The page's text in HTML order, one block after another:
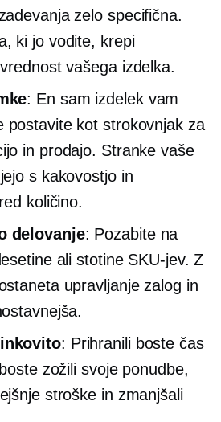
zelo specifična.
ki jo vodite, krepi
vašega izdelka.
: En sam izdelek vam
postavite kot strokovnjak za
in prodajo. Stranke vaše
s kakovostjo in
količino.
delovanje: Pozabite na
ali stotine SKU-jev. Z
upravljanje zalog in
: Prihranili boste čas
zožili svoje ponudbe,
stroške in zmanjšali